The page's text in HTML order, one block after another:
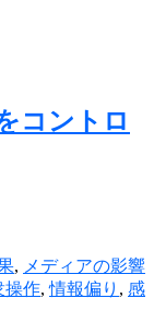
コントロ
, メディアの影響
操作,情報偏り , 感